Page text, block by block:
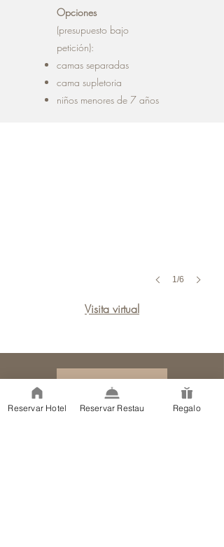
Opciones
(presupuesto bajo
petición):​
camas separadas
cama supletoria
niños menores de 7 años
1/6
Visita virtual
La citas
Reservar Hotel Reservar Restau Regalo